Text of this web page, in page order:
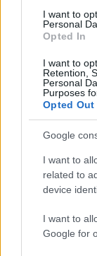
I want to
Personal
Opted In
I want to
Retention,
Personal
Purposes
Opted Out
Google
I want to
related to
device
I want to
Google for
hálóvető
ez a Pók nem
hogy a
vonalat,
különlegesebb
A klasszikus
egyszerűen
újságíróként,
Flint Marko
sebeket
behálózó
univerzum